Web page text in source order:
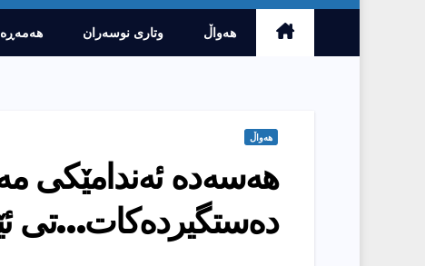
هەواڵ وتارى نوسەران
هەواڵ
هەسەدە ئەندامێكی
دەستگیردەكات…تی